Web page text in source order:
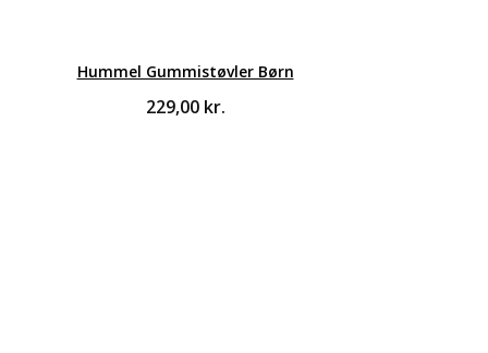
Hummel Gummistøvler Børn
229,00 kr.